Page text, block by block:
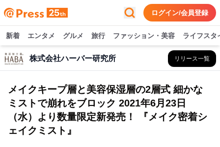
ログイン/会員登録
新着 エンタメ グルメ 旅行 ファッション・美容 ライフスタ
株式会社ハーバー研究所 リリース一覧
メイクキープ層と美容保湿層の2層式 細かな
ミストで崩れをブロック 2021年6月23日
（水）より数量限定新発売！ 『メイク密着シ
ェイクミスト』